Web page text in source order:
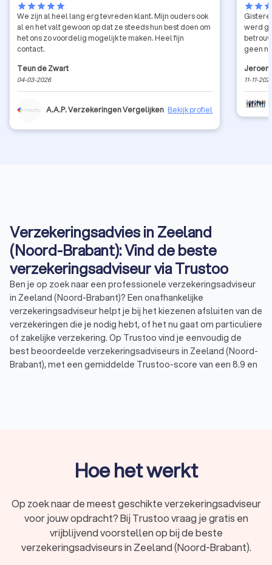
starstarstarstarstar
We zijn al heel lang erg tevreden klant. Mijn ouders ook
al en het valt gewoon op dat ze steeds hun best doen om
het ons zo voordelig mogelijk te maken. Heel fijn
contact.
Teun de Zwart
04-03-2026
A.A.P. Verzekeringen Vergelijken Bekijk profiel
starstar
werd
geen
Jeroen
11-11-
Verzekeringsadvies in Zeeland
(Noord-Brabant): Vind de beste
verzekeringsadviseur via Trustoo
Ben je op zoek naar een professionele verzekeringsadviseur
in Zeeland (Noord-Brabant)? Een onafhankelijke
verzekeringsadviseur helpt je bij het kiezenen afsluiten van de
verzekeringen die je nodig hebt, of het nu gaat om particuliere
of zakelijke verzekering. Op Trustoo vind je eenvoudig de
best beoordeelde verzekeringsadviseurs in Zeeland (Noord-
Brabant), met een gemiddelde Trustoo-score van een 8.9 en
advies over verzekeringen en helpt je bij het kiezen van de
juiste polissen en aanbieder(s). De belangrijkste taken van
Vergelijken van verzekeringsaanbieders en dekkingen
Adviseren over de beste verzekering voor jouw
behoeften
Helpen bij het afsluiten van verzekeringen
Begeleiding bij schadeclaims en poliswijzigingen
Hoe het werkt
Op zoek naar de meest geschikte verzekeringsadviseur
voor jouw opdracht? Bij Trustoo vraag je gratis en
vrijblijvend voorstellen op bij de beste
verzekeringsadviseurs in Zeeland (Noord-Brabant).